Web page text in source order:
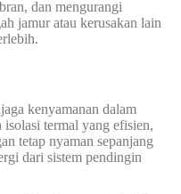
dan mengurangi
jamur atau kerusakan lain
kenyamanan dalam
termal yang efisien,
tetap nyaman sepanjang
dari sistem pendingin